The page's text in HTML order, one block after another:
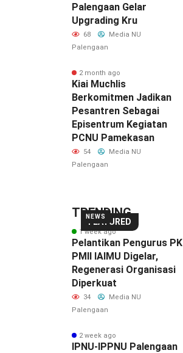
Palengaan Gelar
Upgrading Kru
68
Media NU
Palengaan
2 month ago
Kiai Muchlis
Berkomitmen Jadikan
Pesantren Sebagai
Episentrum Kegiatan
PCNU Pamekasan
54
Media NU
Palengaan
FEATURED
NEWS
TRENDING
1 week ago
Pelantikan Pengurus PK
PMII IAIMU Digelar,
Regenerasi Organisasi
Diperkuat
34
Media NU
Palengaan
2 week ago
IPNU-IPPNU Palengaan